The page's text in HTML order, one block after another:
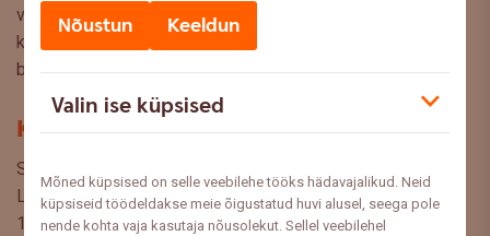
Nõustun Keeldun
Valin ise küpsised
Mõned küpsised on selle veebilehe tööks hädavajalikud. Neid
küpsiseid töödeldakse meie õigustatud huvi alusel, seega pole
nende kohta vaja kasutaja nõusolekut. Sellel veebilehel
valikuid oma rahaasjade korraldamisel. Ootame väga teie
küsimusi, ettepanekuid ja arvamusi, millistel teemadel siit
blogist lugeda sooviksite: meedia@swedbank.ee.
Kontakt
Swedbank AS
Liivalaia 34
15040 Tallinn, Estonia